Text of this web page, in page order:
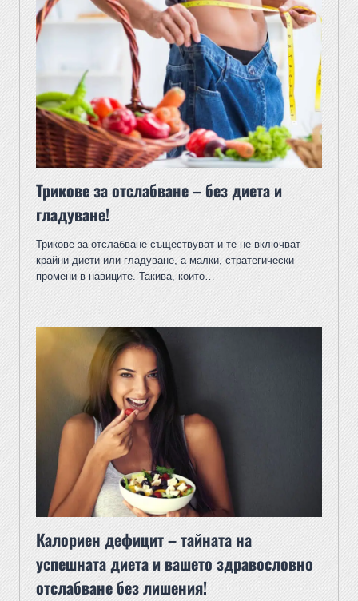
Трикове за отслабване – без диета и
гладуване!
Трикове за отслабване съществуват и те не включват
крайни диети или гладуване, а малки, стратегически
промени в навиците. Такива, които…
Калориен дефицит – тайната на
успешната диета и вашето здравословно
отслабване без лишения!